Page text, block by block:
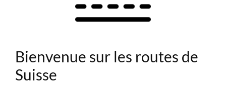
Développement géographique du
réseau
Financement autoroutier en Suisse
Bienvenue sur les routes de
Suisse